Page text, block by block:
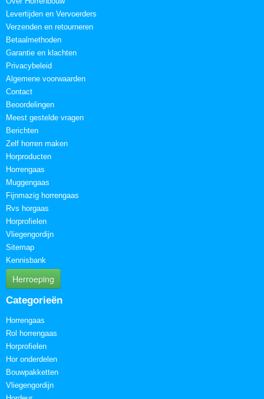
Levertijden en Vervoerders
Verzenden en retourneren
Betaalmethoden
Garantie en klachten
Privacybeleid
Algemene voorwaarden
Contact
Beoordelingen
Meest gestelde vragen
Berichten
Zelf horren maken
Horproducten
Horrengaas
Muggengaas
Fijnmazig horrengaas
Rvs horgaas
Horprofielen
Vliegengordijn
Sitemap
Kennisbank
Herroeping
Categorieën
Horrengaas
Rol horrengaas
Horprofielen
Hor onderdelen
Bouwpakketten
Vliegengordijn